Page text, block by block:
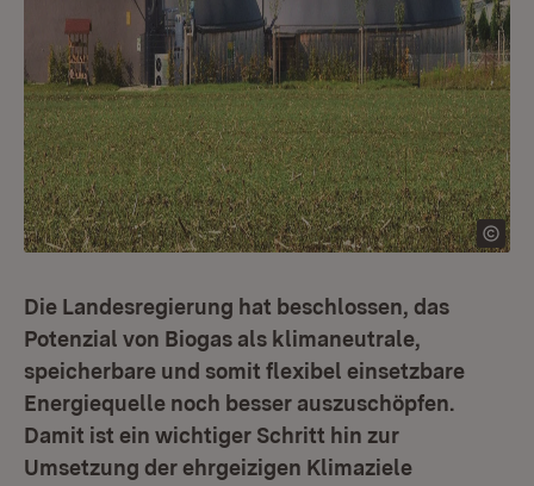
Die Landesregierung hat beschlossen, das
Potenzial von Biogas als klimaneutrale,
speicherbare und somit flexibel einsetzbare
Energiequelle noch besser auszuschöpfen.
Damit ist ein wichtiger Schritt hin zur
Umsetzung der ehrgeizigen Klimaziele